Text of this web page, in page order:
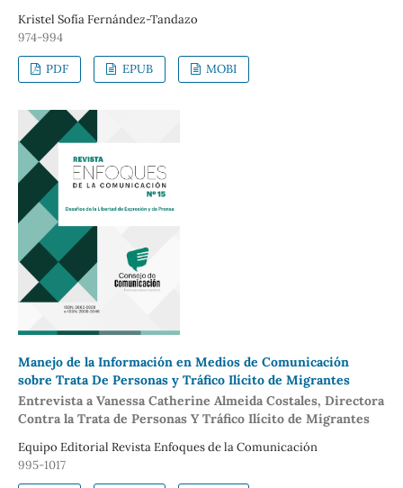
Kristel Sofía Fernández-Tandazo
974-994
PDF EPUB MOBI
Manejo de la Información en Medios de Comunicación
sobre Trata De Personas y Tráfico Ilícito de Migrantes
Entrevista a Vanessa Catherine Almeida Costales, Directora
Contra la Trata de Personas Y Tráfico Ilícito de Migrantes
Equipo Editorial Revista Enfoques de la Comunicación
995-1017